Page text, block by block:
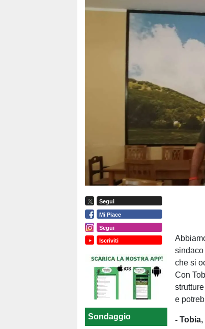
Segui
Mi Piace
Segui
Iscriviti
Sondaggio
che si
Con
e
-